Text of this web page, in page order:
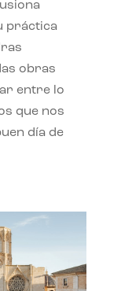
práctica
obras
entre lo
que nos
día de